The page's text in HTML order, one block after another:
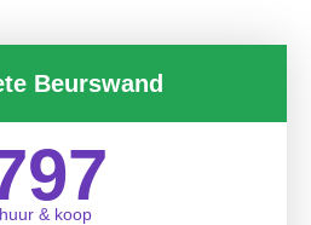
Beurswand
& koop